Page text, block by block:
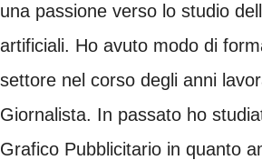
una passione verso lo studio
artificiali. Ho avuto modo di
settore nel corso degli anni
Giornalista. In passato ho
Grafico Pubblicitario in quanto